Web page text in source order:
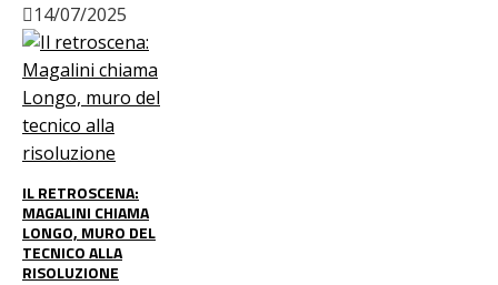
14/07/2025
IL RETROSCENA:
MAGALINI CHIAMA
LONGO, MURO DEL
TECNICO ALLA
RISOLUZIONE